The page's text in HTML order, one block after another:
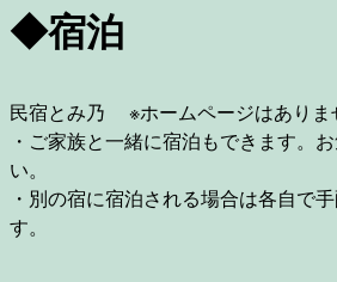
◆宿泊
民宿とみ乃 ※ホームページはありま
・ご家族と一緒に宿泊もできます。
い。
・別の宿に宿泊される場合は各自で
す。